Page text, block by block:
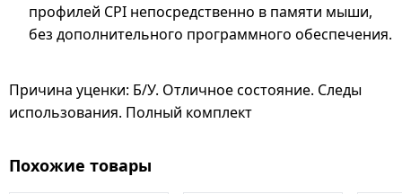
профилей CPI непосредственно в памяти мыши,
без дополнительного программного обеспечения.
Причина уценки: Б/У. Отличное состояние. Следы
использования. Полный комплект
Похожие товары